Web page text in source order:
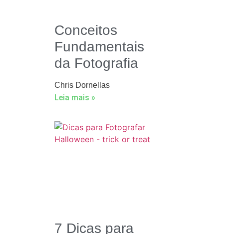
Conceitos
Fundamentais
da Fotografia
Chris Dornellas
Leia mais »
7 Dicas para